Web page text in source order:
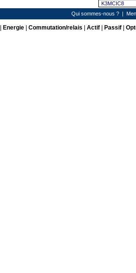
K3MCIC8
Qui sommes-nous ? |
Energie| Commutation/relais Actif| Passif|